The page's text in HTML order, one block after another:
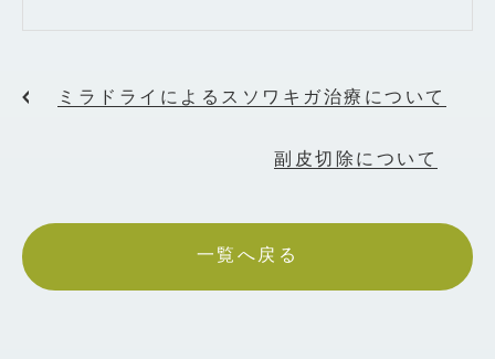
ミラドライによるスソワキガ治療について
一覧へ戻る
副皮切除について